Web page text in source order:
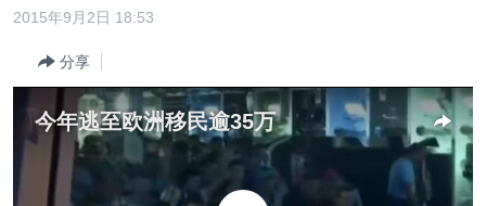
内港澳
国际
最新国际新闻
印太
中东
分类新闻
经济·金融·贸易
人权·法律·宗教
美中关系
热点专题
2015年9月2日 18:53
分享
今年逃至欧洲移民逾35万